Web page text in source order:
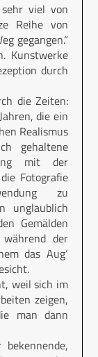
viel von
Reihe von
gegangen.“
Kunstwerke
durch
die Zeiten:
die ein
Realismus
gehaltene
mit der
Fotografie
zu
unglaublich
Gemälden
der
das Aug‘
weil sich im
zeigen,
man dann